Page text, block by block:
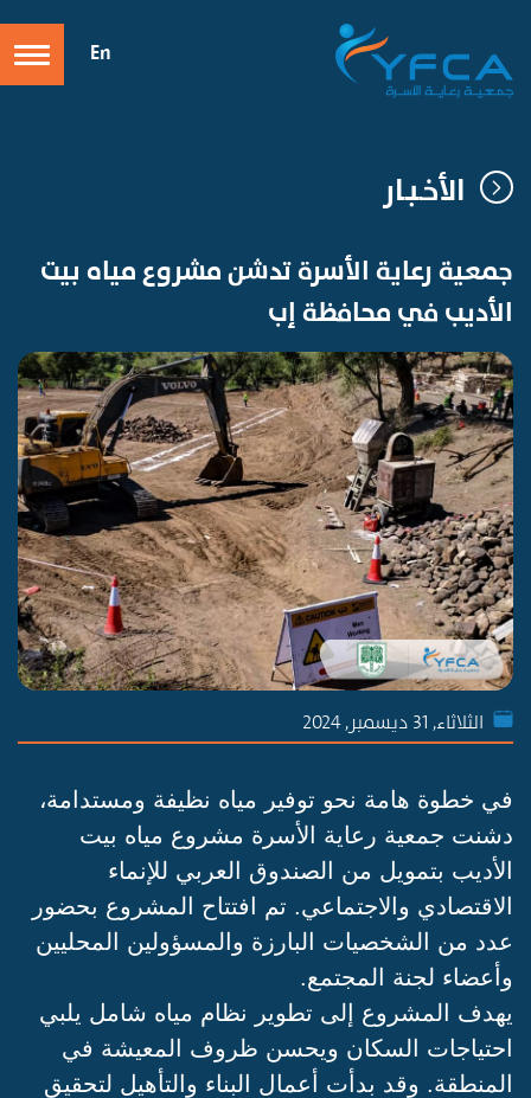
En
الأخـبـار
جمعية رعاية الأسرة تدشن مشروع مياه بيت
الأديب في محافظة إب
الثلاثاء, 31 ديسمبر, 2024
في خطوة هامة نحو توفير مياه نظيفة ومستدامة،
دشنت جمعية رعاية الأسرة مشروع مياه بيت
الأديب بتمويل من الصندوق العربي للإنماء
الاقتصادي والاجتماعي. تم افتتاح المشروع بحضور
عدد من الشخصيات البارزة والمسؤولين المحليين
وأعضاء لجنة المجتمع.
يهدف المشروع إلى تطوير نظام مياه شامل يلبي
احتياجات السكان ويحسن ظروف المعيشة في
المنطقة. وقد بدأت أعمال البناء والتأهيل لتحقيق